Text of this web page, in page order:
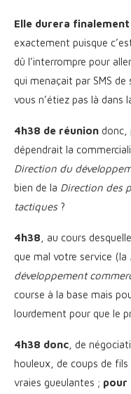
Elle durera
exactement puisque
dû l’interrompre pour
qui menaçait par SMS
vous n’étiez pas là dans
4h38 de réunion donc,
dépendrait la
Direction du
bien de la Direction des
tactiques ?
4h38 , au cours
que mal votre service (la
développement
course à la base mais
lourdement pour que le
4h38 donc , de
houleux, de coups de
vraies gueulantes ; pour